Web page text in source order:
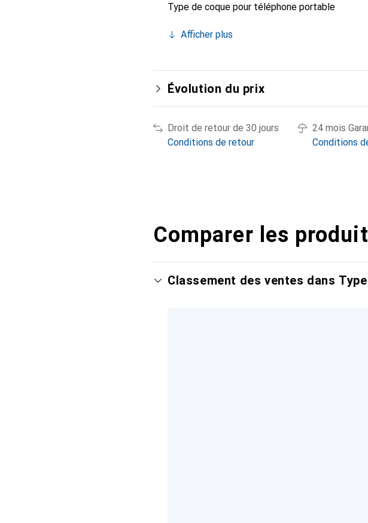
Type de coque pour téléphone portable
Afficher plus
Évolution du prix
Droit de retour de 30 jours
Conditions de retour
24 mois
Conditions
Comparer les
Classement des ventes dans